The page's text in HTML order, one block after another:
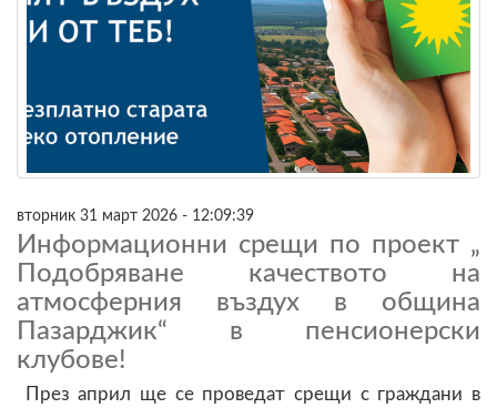
вторник 31 март 2026 - 12:09:39
Информационни срещи по проект „
Подобряване качеството на
атмосферния въздух в община
Пазарджик“ в пенсионерски
клубове!
През април ще се проведат срещи с граждани в